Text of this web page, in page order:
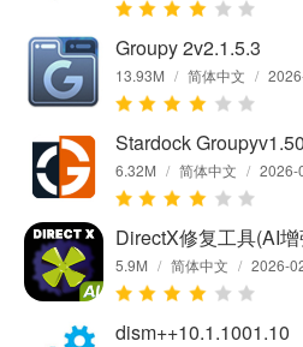
Groupy 2v2.1.5.3
13.93M / 简体中文 /
Stardock Groupyv1.50
6.32M / 简体中文 / 2026-
DirectX修复工具(AI
5.9M / 简体中文 / 2026-
dism++10.1.1001.10